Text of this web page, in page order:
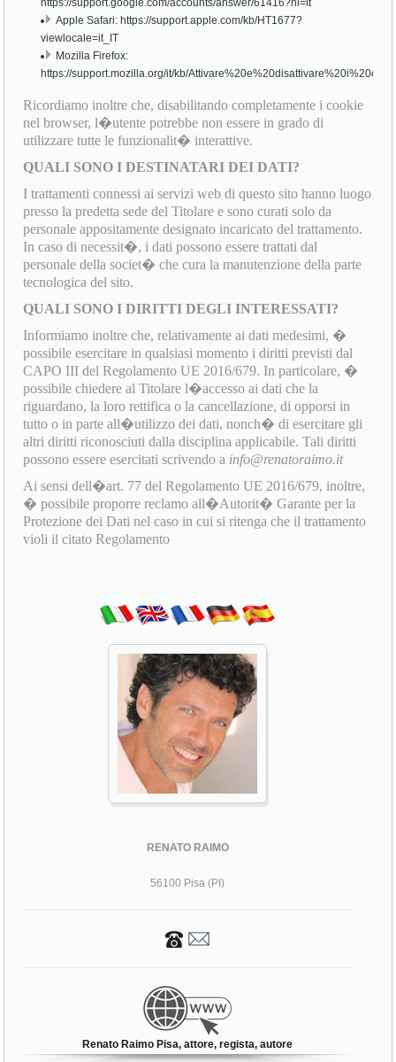
https://support.google.com/accounts/answer/61416?hl=it
Apple Safari: https://support.apple.com/kb/HT1677?
viewlocale=it_IT
Mozilla Firefox:
https://support.mozilla.org/it/kb/
Ricordiamo inoltre che, disabilitando completamente i cookie
nel browser, l�utente potrebbe non essere in grado di
utilizzare tutte le funzionalit� interattive.
QUALI SONO I DESTINATARI DEI DATI?
I trattamenti connessi ai servizi web di questo sito hanno luogo
presso la predetta sede del Titolare e sono curati solo da
personale appositamente designato incaricato del trattamento.
In caso di necessit�, i dati possono essere trattati dal
personale della societ� che cura la manutenzione della parte
tecnologica del sito.
QUALI SONO I DIRITTI DEGLI INTERESSATI?
Informiamo inoltre che, relativamente ai dati medesimi, �
possibile esercitare in qualsiasi momento i diritti previsti dal
CAPO III del Regolamento UE 2016/679. In particolare, �
possibile chiedere al Titolare l�accesso ai dati che la
riguardano, la loro rettifica o la cancellazione, di opporsi in
tutto o in parte all�utilizzo dei dati, nonch� di esercitare gli
altri diritti riconosciuti dalla disciplina applicabile. Tali diritti
possono essere esercitati scrivendo a info@renatoraimo.it
Ai sensi dell�art. 77 del Regolamento UE 2016/679, inoltre,
� possibile proporre reclamo all�Autorit� Garante per la
Protezione dei Dati nel caso in cui si ritenga che il trattamento
violi il citato Regolamento
RENATO RAIMO
56100 Pisa (PI)
Renato Raimo Pisa, attore, regista, autore